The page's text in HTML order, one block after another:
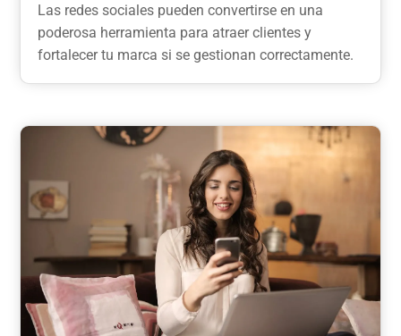
Las redes sociales pueden convertirse en una
poderosa herramienta para atraer clientes y
fortalecer tu marca si se gestionan correctamente.